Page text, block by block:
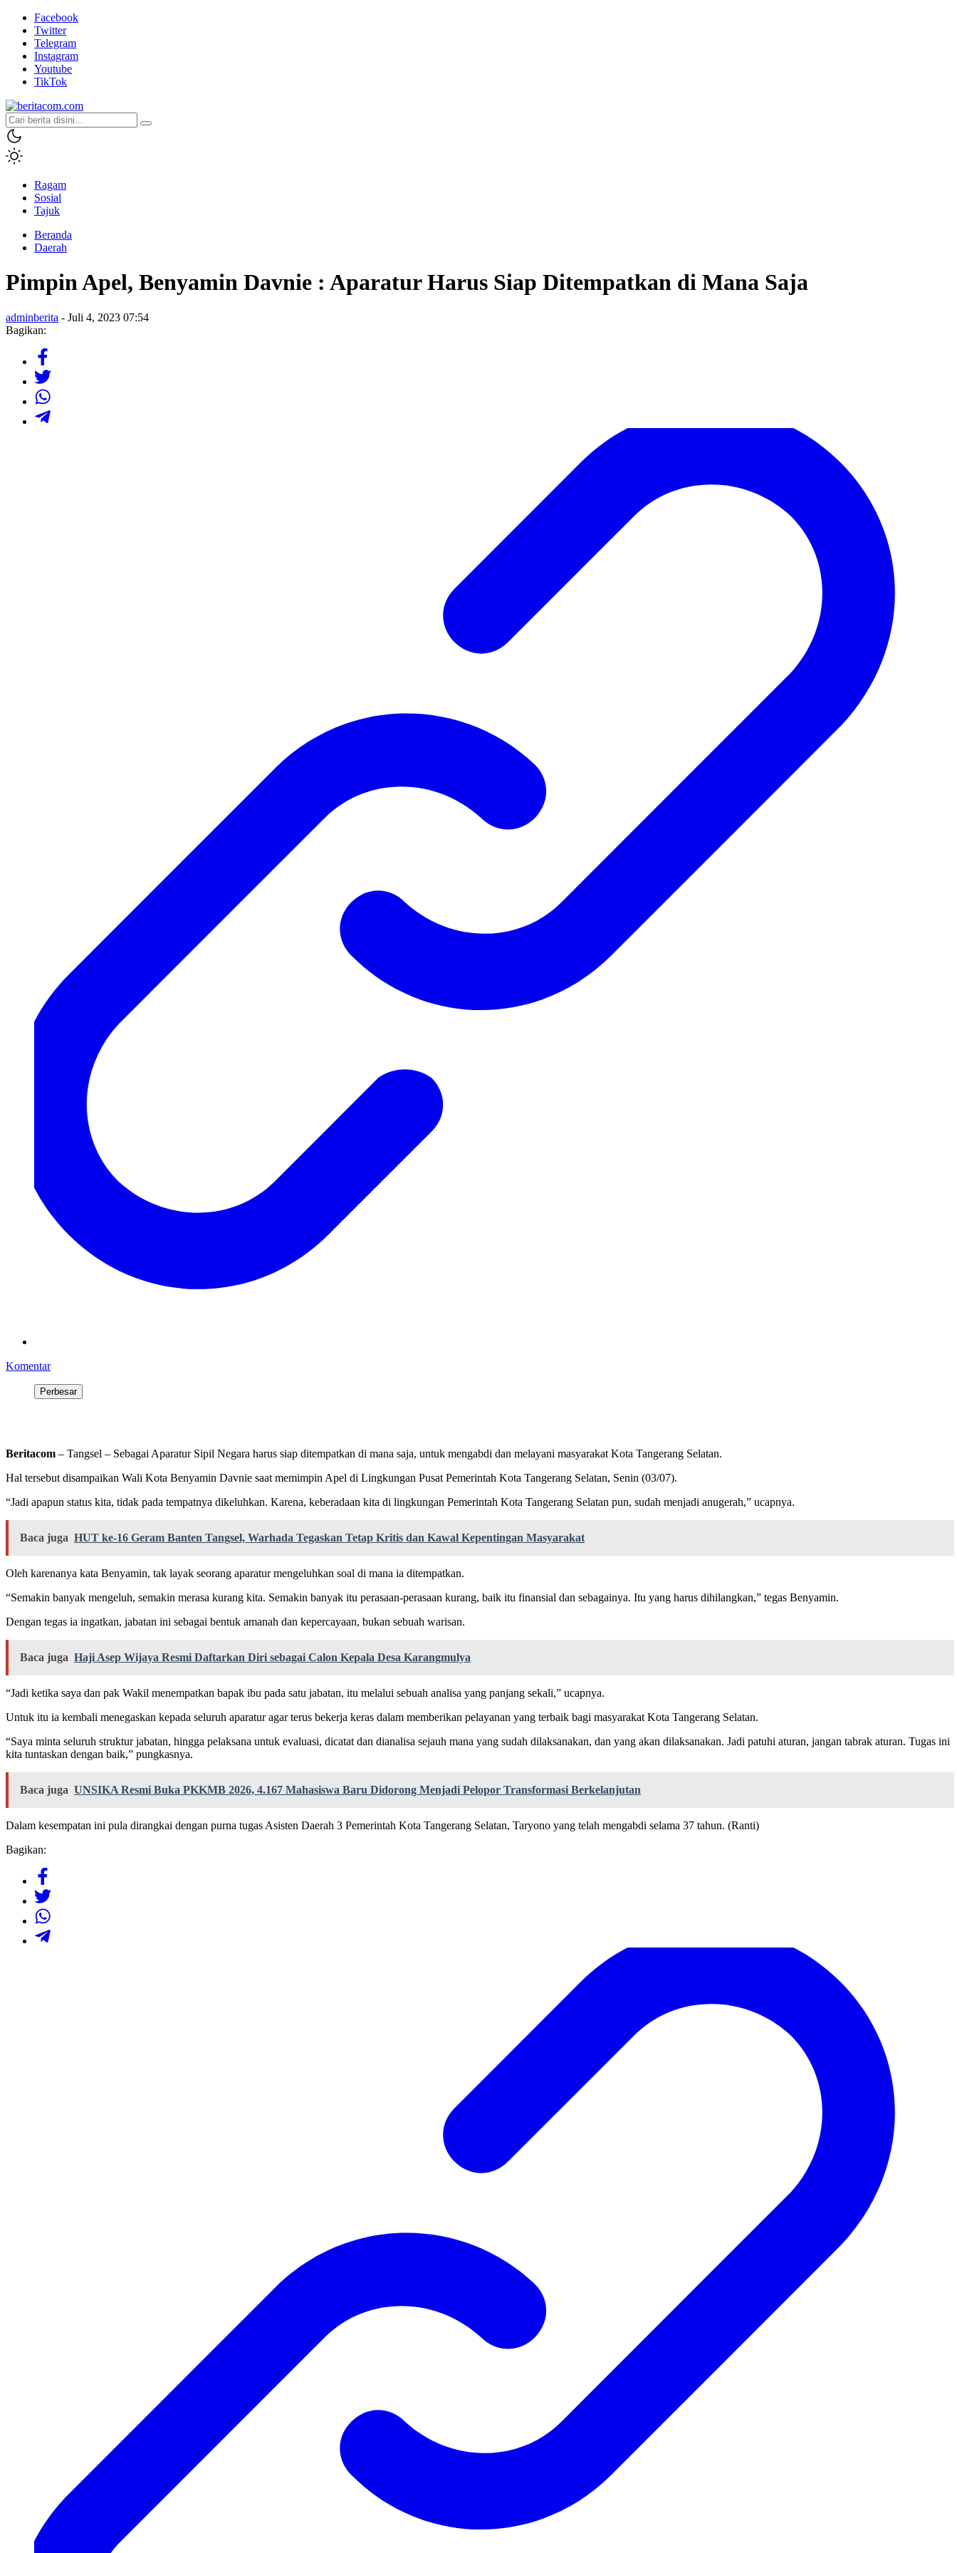
Facebook
Twitter
Telegram
Instagram
Youtube
TikTok
beritacom.com
bestnews
Ragam
Sosial
Tajuk
Beranda
Daerah
Pimpin Apel, Benyamin Davnie : Aparatur Harus Siap Ditempatkan di Mana Saja
adminberita - Juli 4, 2023 07:54
Bagikan:
Komentar
Perbesar
Beritacom – Tangsel – Sebagai Aparatur Sipil Negara harus siap ditempatkan di mana saja, untuk mengabdi dan melayani masyarakat Kota Tangerang Selatan.
Hal tersebut disampaikan Wali Kota Benyamin Davnie saat memimpin Apel di Lingkungan Pusat Pemerintah Kota Tangerang Selatan, Senin (03/07).
“Jadi apapun status kita, tidak pada tempatnya dikeluhkan. Karena, keberadaan kita di lingkungan Pemerintah Kota Tangerang Selatan pun, sudah menjadi anugerah,” ucapnya.
Baca juga HUT ke-16 Geram Banten Tangsel, Warhada Tegaskan Tetap Kritis dan Kawal Kepentingan Masyarakat
Oleh karenanya kata Benyamin, tak layak seorang aparatur mengeluhkan soal di mana ia ditempatkan.
“Semakin banyak mengeluh, semakin merasa kurang kita. Semakin banyak itu perasaan-perasaan kurang, baik itu finansial dan sebagainya. Itu yang harus dihilangkan,” tegas Benyamin.
Dengan tegas ia ingatkan, jabatan ini sebagai bentuk amanah dan kepercayaan, bukan sebuah warisan.
Baca juga Haji Asep Wijaya Resmi Daftarkan Diri sebagai Calon Kepala Desa Karangmulya
“Jadi ketika saya dan pak Wakil menempatkan bapak ibu pada satu jabatan, itu melalui sebuah analisa yang panjang sekali,” ucapnya.
Untuk itu ia kembali menegaskan kepada seluruh aparatur agar terus bekerja keras dalam memberikan pelayanan yang terbaik bagi masyarakat Kota Tangerang Selatan.
“Saya minta seluruh struktur jabatan, hingga pelaksana untuk evaluasi, dicatat dan dianalisa sejauh mana yang sudah dilaksanakan, dan yang akan dilaksanakan. Jadi patuhi aturan, jangan tabrak aturan. Tugas ini
kita tuntaskan dengan baik,” pungkasnya.
Baca juga UNSIKA Resmi Buka PKKMB 2026, 4.167 Mahasiswa Baru Didorong Menjadi Pelopor Transformasi Berkelanjutan
Dalam kesempatan ini pula dirangkai dengan purna tugas Asisten Daerah 3 Pemerintah Kota Tangerang Selatan, Taryono yang telah mengabdi selama 37 tahun. (Ranti)
Bagikan: